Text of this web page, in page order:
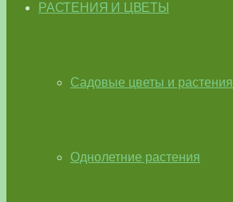
РАСТЕНИЯ И ЦВЕТЫ
Садовые цветы и растения
Однолетние растения